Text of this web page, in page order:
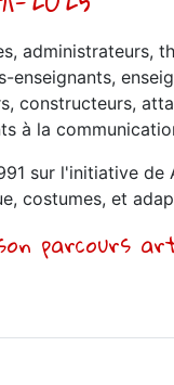
administrateurs,
enseignants,
constructeurs,
à la
sur l'initiative
costumes, et
parcours